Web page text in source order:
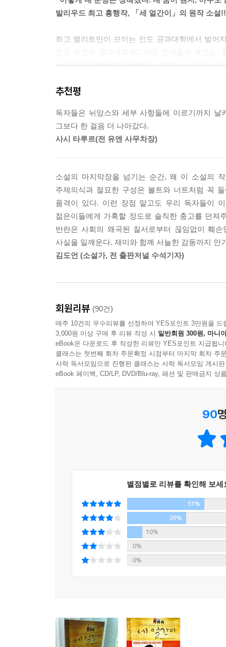
발리우드 최고 흥행작, 「세 얼간이」의 원작 소설!!
최고 엘리트만이 모이는 인도 공과대학에서 벌어
삶은 기꺼이 희생되어야 한다. 그곳에서 우리의
체리안의 방에서 시험 문제를 빼내오려는 위험
면한 세 얼간이들의 고군분투가 이어진다.
진정한 꿈과 우정, 사랑, 미래를 찾아가는 세
「내 이름은 칸」을 이어 발리우드 흥행 기록을 갈
일류 최고 명문 공학도들의 “알 이즈 웰!”
오는 8월 개봉을 앞둔 영화 「세 얼간이」는
영화 평점 1위로 크게 선전하고 있는 작품이다.
흥행 기록을 갈아치운 작품이기도 하다. 우리나
인도 역사상 가장 많이 팔린 영어 소설의 작가 체탄
영화의 흥행 실적 못지않게 성공을 거둔 원작
일인자로, 출판계의 대형 스타다. 2008년 「뉴욕
매거진」은 “세상에서 가장 영향력 있는 100인의
대한 고민과 방황을 매력적인 캐릭터와 흥미 있는
흥미로운 사건들로 가득 찬 이 책은 평점 5점
성공하는 것! 이를 위해 현재의 삶은 기꺼이 희
우리의 비뚤어진 천재들은 개인의 영혼과 재능
가혹한 평점 제도로 학생들을 판단하고, 학생들
이들은 불합리한 IIT 시스템에 맞서는 계략을 계
_“IIT의 시스템은 4년간 그저 생쥐들이 경주를
이들이 꾀하는 건, 죽어라 공부하는 것을 그만두
하루에 세 시간만 공부하고, 각자 책임지는 수
추천평
독자들은 뉘앙스와 세부 사항들에 이르기까지
그보다 한 걸음 더 나아갔다.
사시 타루르(전 유엔 사무차장)
소설의 마지막장을 넘기는 순간, 왜 이 소설의
주제의식과 절묘한 구성은 볼트와 너트처럼 꼭
품격이 있다. 이런 장점 말고도 우리 독자들이
젊은이들에게 가혹할 정도로 솔직한 충고를 던져
반란은 사회의 왜곡된 질서로부터 끊임없이 훼
사실을 일깨운다. 재미와 함께 서늘한 감동까지
김도언 (소설가, 전 출판저널 수석기자)
회원리뷰 (90건)
매주 10건의 우수리뷰를 선정하여 YES포인트 3만원을 드
3,000원 이상 구매 후 리뷰 작성 시 일반회원 300원, 마니
eBook은 다운로드 후 작성한 리뷰만 YES포인트 지급됩니
클래스는 첫번째 회차 주문확정 시점부터 마지막 회차 주
사락 독서모임으로 진행된 클래스는 사락 독서모임 게시
eBook 페이백, CD/LP, DVD/Blu-ray, 패션 및 판매금지 상
90
별점별로 리뷰를 확인해 보세
51%
39%
10%
0%
0%